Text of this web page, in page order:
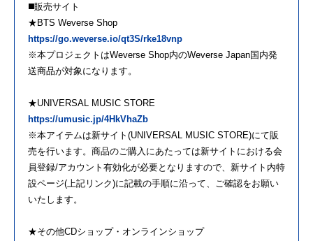
◼️販売サイト
★BTS Weverse Shop
https://go.weverse.io/qt3S/rke18vnp
※本プロジェクトはWeverse Shop内のWeverse Japan国内発
送商品が対象になります。
★UNIVERSAL MUSIC STORE
https://umusic.jp/4HkVhaZb
※本アイテムは新サイト(UNIVERSAL MUSIC STORE)にて販
売を行います。商品のご購入にあたっては新サイトにおける会
員登録/アカウント有効化が必要となりますので、新サイト内特
設ページ(上記リンク)に記載の手順に沿って、ご確認をお願い
いたします。
★その他CDショップ・オンラインショップ